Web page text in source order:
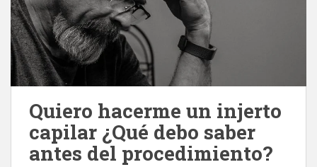
Quiero hacerme un injerto
capilar ¿Qué debo saber
antes del procedimiento?